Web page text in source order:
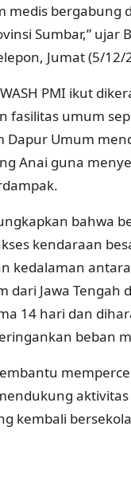
medis bergabung
Sumbar,” ujar
Jumat (5/12/
PMI ikut
fasilitas umum
Dapur Umum
Anai guna
bahwa
kendaraan
kedalaman
dari Jawa Tengah
14 hari dan
beban
kembali